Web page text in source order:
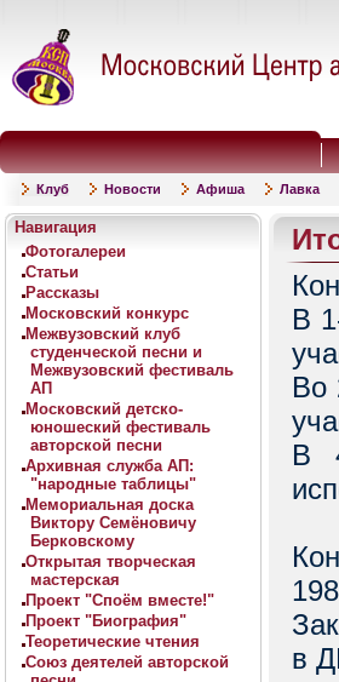
Клуб Новости Афиша Лавка
Навигация
Фотогалереи
Статьи
Рассказы
Московский конкурс
Межвузовский клуб
студенческой песни и
Межвузовский фестиваль
АП
Московский детско-
юношеский фестиваль
авторской песни
Архивная служба АП:
"народные таблицы"
Мемориальная доска
Виктору Семёновичу
Берковскому
Открытая творческая
мастерская
Проект "Споём вместе!"
Проект "Биография"
Теоретические чтения
Союз деятелей авторской
В
Во
В
в